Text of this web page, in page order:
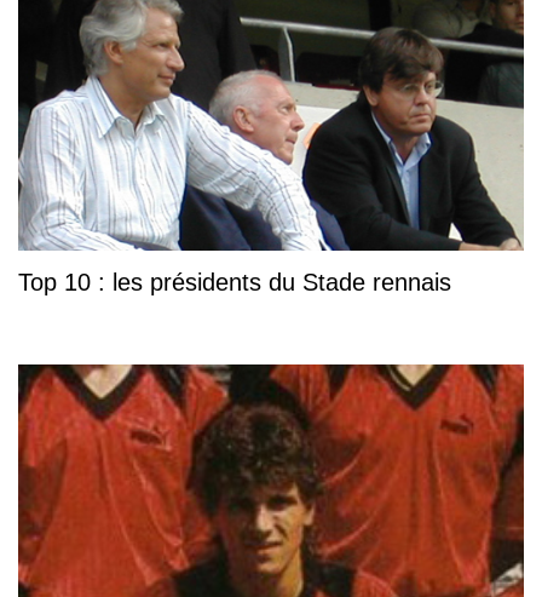
Top 10 : les présidents du Stade rennais